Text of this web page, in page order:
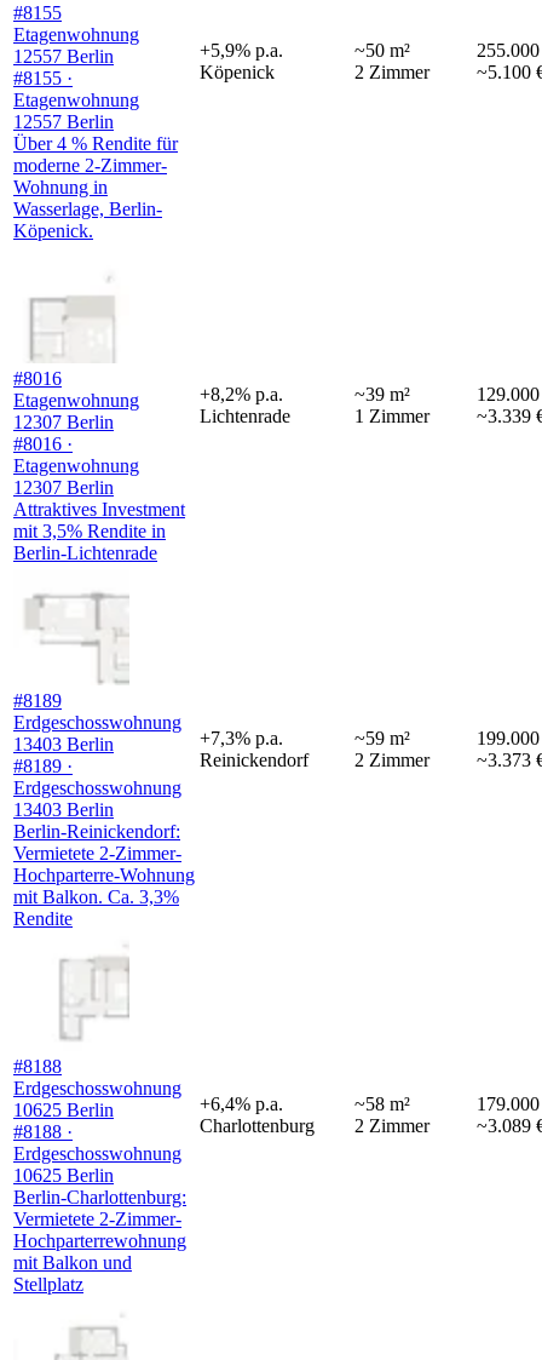
#8155
Etagenwohnung
12557 Berlin
#8155 ·
Etagenwohnung
12557 Berlin
Über 4 % Rendite für
moderne 2-Zimmer-
Wohnung in
Wasserlage, Berlin-
Köpenick.
+5,9% p.a.
Köpenick
~50 m²
2 Zimmer
~5.100
#8016
Etagenwohnung
12307 Berlin
#8016 ·
Etagenwohnung
12307 Berlin
Attraktives Investment
mit 3,5% Rendite in
Berlin-Lichtenrade
+8,2% p.a.
Lichtenrade
~39 m²
1 Zimmer
~3.339
#8189
Erdgeschosswohnung
13403 Berlin
#8189 ·
Erdgeschosswohnung
13403 Berlin
Berlin-Reinickendorf:
Vermietete 2-Zimmer-
Hochparterre-Wohnung
mit Balkon. Ca. 3,3%
Rendite
+7,3% p.a.
Reinickendorf
~59 m²
2 Zimmer
~3.373
#8188
Erdgeschosswohnung
10625 Berlin
#8188 ·
Erdgeschosswohnung
10625 Berlin
Berlin-Charlottenburg:
Vermietete 2-Zimmer-
Hochparterrewohnung
mit Balkon und
Stellplatz
+6,4% p.a.
Charlottenburg
~58 m²
2 Zimmer
~3.089